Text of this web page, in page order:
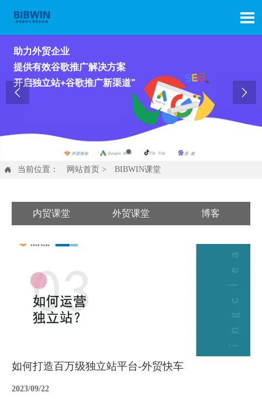

助力外贸企业
提供有效谷歌推广解决方案
开启独立站+谷歌推广新渠道"
 
 当前位置： 网站首页 > BIBWIN课堂
内贸课堂 外贸课堂 博客
如何打造百万级独立站平台-外贸快车
2023/09/22